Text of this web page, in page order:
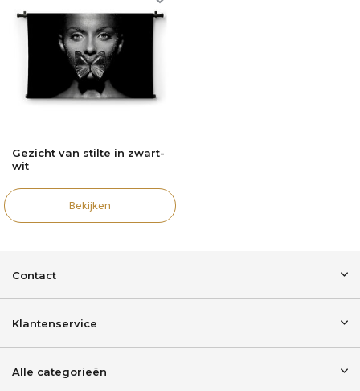
Gezicht van stilte in zwart-
wit
Bekijken
Contact
Klantenservice
Alle categorieën